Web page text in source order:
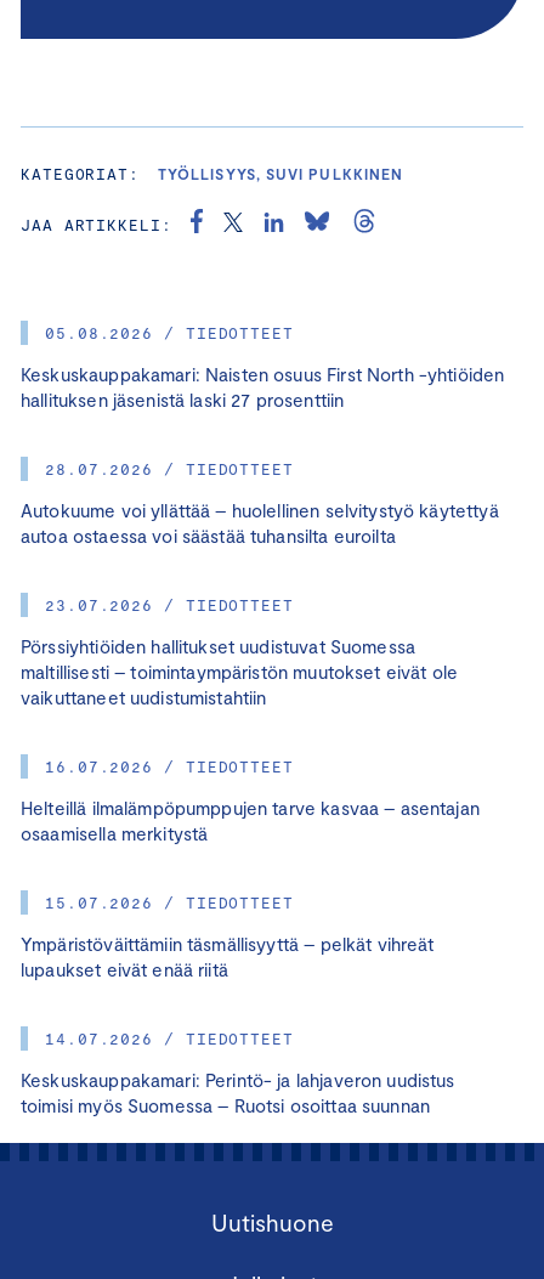
05.08.2026 / TIEDOTTEET
Keskuskauppakamari: Naisten osuus First North -yhtiöiden
hallituksen jäsenistä laski 27 prosenttiin
28.07.2026 / TIEDOTTEET
Autokuume voi yllättää – huolellinen selvitystyö käytettyä
autoa ostaessa voi säästää tuhansilta euroilta
23.07.2026 / TIEDOTTEET
Pörssiyhtiöiden hallitukset uudistuvat Suomessa
maltillisesti – toimintaympäristön muutokset eivät ole
vaikuttaneet uudistumistahtiin
16.07.2026 / TIEDOTTEET
Helteillä ilmalämpöpumppujen tarve kasvaa – asentajan
osaamisella merkitystä
15.07.2026 / TIEDOTTEET
Ympäristöväittämiin täsmällisyyttä – pelkät vihreät
lupaukset eivät enää riitä
14.07.2026 / TIEDOTTEET
Keskuskauppakamari: Perintö- ja lahjaveron uudistus
toimisi myös Suomessa – Ruotsi osoittaa suunnan
KATEGORIAT: TYÖLLISYYS, SUVI PULKKINEN
JAA ARTIKKELI:
Uutishuone